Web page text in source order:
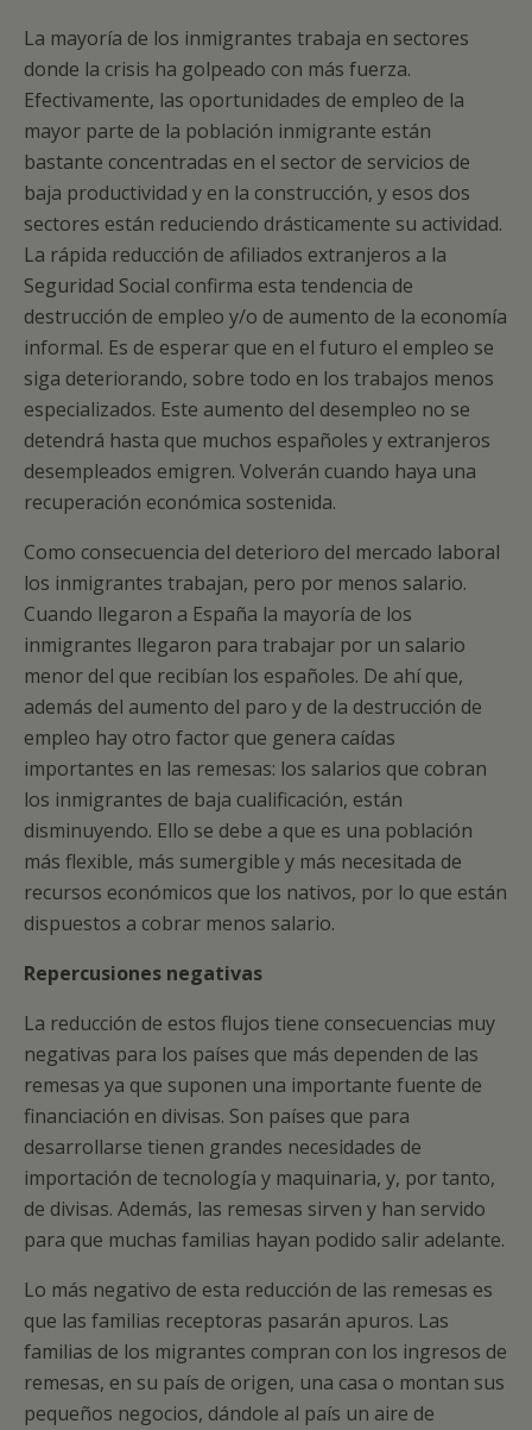
La mayoría de los inmigrantes trabaja en sectores
donde la crisis ha golpeado con más fuerza.
Efectivamente, las oportunidades de empleo de la
mayor parte de la población inmigrante están
bastante concentradas en el sector de servicios de
baja productividad y en la construcción, y esos dos
sectores están reduciendo drásticamente su actividad.
La rápida reducción de afiliados extranjeros a la
Seguridad Social confirma esta tendencia de
destrucción de empleo y/o de aumento de la economía
informal. Es de esperar que en el futuro el empleo se
siga deteriorando, sobre todo en los trabajos menos
especializados. Este aumento del desempleo no se
detendrá hasta que muchos españoles y extranjeros
desempleados emigren. Volverán cuando haya una
recuperación económica sostenida.
Como consecuencia del deterioro del mercado laboral
los inmigrantes trabajan, pero por menos salario.
Cuando llegaron a España la mayoría de los
inmigrantes llegaron para trabajar por un salario
menor del que recibían los españoles. De ahí que,
además del aumento del paro y de la destrucción de
empleo hay otro factor que genera caídas
importantes en las remesas: los salarios que cobran
los inmigrantes de baja cualificación, están
disminuyendo. Ello se debe a que es una población
más flexible, más sumergible y más necesitada de
recursos económicos que los nativos, por lo que están
dispuestos a cobrar menos salario.
Repercusiones negativas
La reducción de estos flujos tiene consecuencias muy
negativas para los países que más dependen de las
remesas ya que suponen una importante fuente de
financiación en divisas. Son países que para
desarrollarse tienen grandes necesidades de
importación de tecnología y maquinaria, y, por tanto,
de divisas. Además, las remesas sirven y han servido
para que muchas familias hayan podido salir adelante.
Lo más negativo de esta reducción de las remesas es
que las familias receptoras pasarán apuros. Las
familias de los migrantes compran con los ingresos de
remesas, en su país de origen, una casa o montan sus
pequeños negocios, dándole al país un aire de